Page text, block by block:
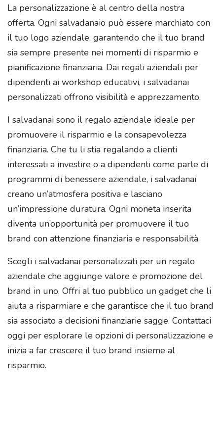
La personalizzazione è al centro della nostra
offerta. Ogni salvadanaio può essere marchiato con
il tuo logo aziendale, garantendo che il tuo brand
sia sempre presente nei momenti di risparmio e
pianificazione finanziaria. Dai regali aziendali per
dipendenti ai workshop educativi, i salvadanai
personalizzati offrono visibilità e apprezzamento.
I salvadanai sono il regalo aziendale ideale per
promuovere il risparmio e la consapevolezza
finanziaria. Che tu li stia regalando a clienti
interessati a investire o a dipendenti come parte di
programmi di benessere aziendale, i salvadanai
creano un’atmosfera positiva e lasciano
un’impressione duratura. Ogni moneta inserita
diventa un’opportunità per promuovere il tuo
brand con attenzione finanziaria e responsabilità.
Scegli i salvadanai personalizzati per un regalo
aziendale che aggiunge valore e promozione del
brand in uno. Offri al tuo pubblico un gadget che li
aiuta a risparmiare e che garantisce che il tuo brand
sia associato a decisioni finanziarie sagge. Contattaci
oggi per esplorare le opzioni di personalizzazione e
inizia a far crescere il tuo brand insieme al
risparmio.